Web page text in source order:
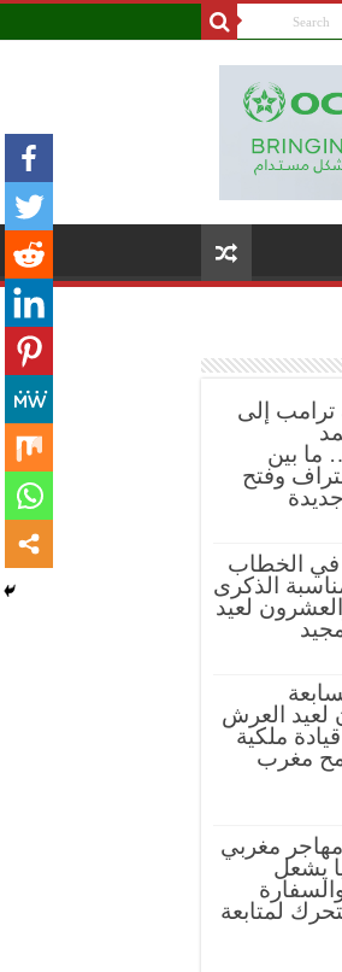
ترامب إلى
ما بين
وفتح
في الخطاب
الذكرى
لعيد
لعيد العرش
ملكية
مغرب
مغربي
يشعل
لمتابعة